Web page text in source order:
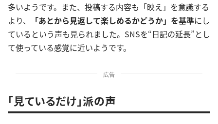
多いようです。また、投稿する内容も「映え」を意識する
より、
「あとから見返して楽しめるかどうか」を基準にし
ているという声も見られました。SNSを“日記の延長”とし
て使っている感覚に近いようです。
広告
「見ているだけ」派の声